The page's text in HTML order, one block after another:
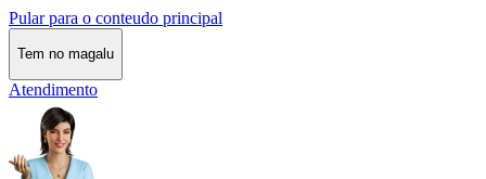
Pular para o conteudo principal
Tem no magalu
Atendimento